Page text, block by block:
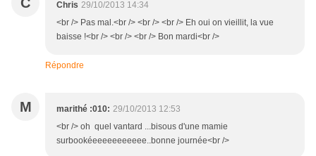
Chris 29/10/2013 14:34
<br /> Pas mal.<br /> <br /> <br /> Eh oui on vieillit, la vue
baisse !<br /> <br /> <br /> Bon mardi<br />
Répondre
M marithé :010: 29/10/2013 12:53
<br /> oh quel vantard ...bisous d'une mamie
surbookéeeeeeeeeeee..bonne journée<br />